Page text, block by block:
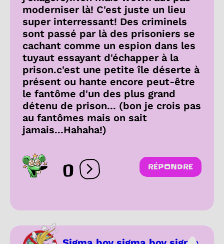
moderniser là! C'est juste un lieu
super interressant! Des criminels
sont passé par là des prisoniers se
cachant comme un espion dans les
tuyaut essayant d'échapper à la
prison.c'est une petite île déserte à
présent ou hante encore peut-être
le fantôme d'un des plus grand
détenu de prison... (bon je crois pas
au fantômes mais on sait
jamais...Hahaha!)
0 Ouvrir les réactions
RÉPONDRE